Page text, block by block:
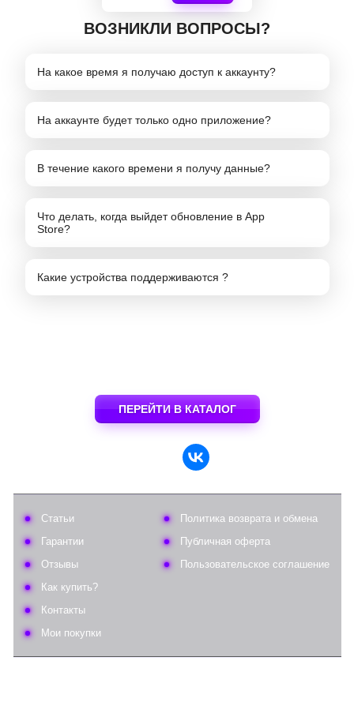
ВОЗНИКЛИ ВОПРОСЫ?
На какое время я получаю доступ к аккаунту?
На аккаунте будет только одно приложение?
В течение какого времени я получу данные?
Что делать, когда выйдет обновление в App
Store?
Какие устройства поддерживаются ?
ПЕРЕЙТИ В КАТАЛОГ
Статьи
Гарантии
Отзывы
Как купить?
Контакты
Мои покупки
Политика возврата и обмена
Публичная оферта
Пользовательское соглашение